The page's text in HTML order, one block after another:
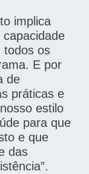
implica
todos os
E por
de
práticas e
estilo
para que
e que
das